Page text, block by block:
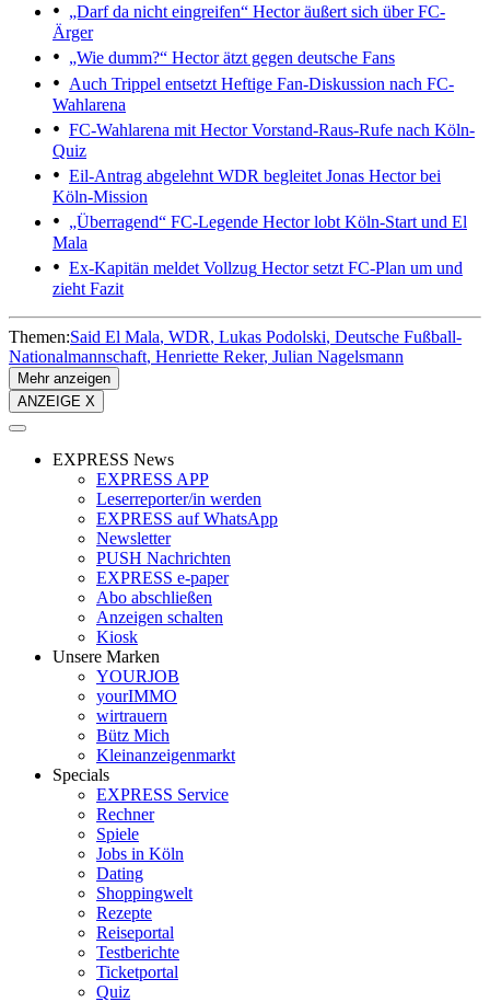
„Darf da nicht eingreifen“ Hector äußert sich über FC-
Ärger
„Wie dumm?“ Hector ätzt gegen deutsche Fans
Auch Trippel entsetzt Heftige Fan-Diskussion nach FC-
Wahlarena
FC-Wahlarena mit HectorVorstand-Raus-Rufe nach Köln-
Quiz
Eil-Antrag abgelehnt WDR begleitet Jonas Hector bei
Köln-Mission
„Überragend“ FC-Legende Hector lobt Köln-Start und El
Mala
Ex-Kapitän meldet Vollzug Hector setzt FC-Plan um und
zieht Fazit
Themen:Said El Mala WDR Lukas Podolski Deutsche Fußball-
Nationalmannschaft Henriette Reker Julian Nagelsmann
Mehr anzeigen
ANZEIGE X
EXPRESS News
EXPRESS APP
Leserreporter/in werden
EXPRESS auf WhatsApp
Newsletter
PUSH Nachrichten
EXPRESS e-paper
Abo abschließen
Anzeigen schalten
Kiosk
Unsere Marken
YOURJOB
yourIMMO
wirtrauern
Bütz Mich
Kleinanzeigenmarkt
Specials
EXPRESS Service
Rechner
Spiele
Jobs in Köln
Dating
Shoppingwelt
Rezepte
Reiseportal
Testberichte
Ticketportal
Quiz